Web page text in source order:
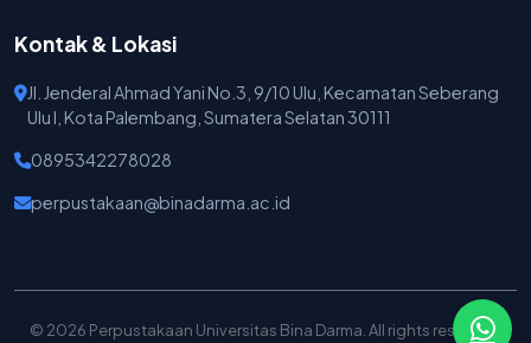
Kontak & Lokasi
Jl. Jenderal Ahmad Yani No.3, 9/10 Ulu, Kecamatan Seberang
Ulu I, Kota Palembang, Sumatera Selatan 30111
0895342278028
perpustakaan@binadarma.ac.id
© 2026 Perpustakaan Universitas Bina Darma. All rights reserved.